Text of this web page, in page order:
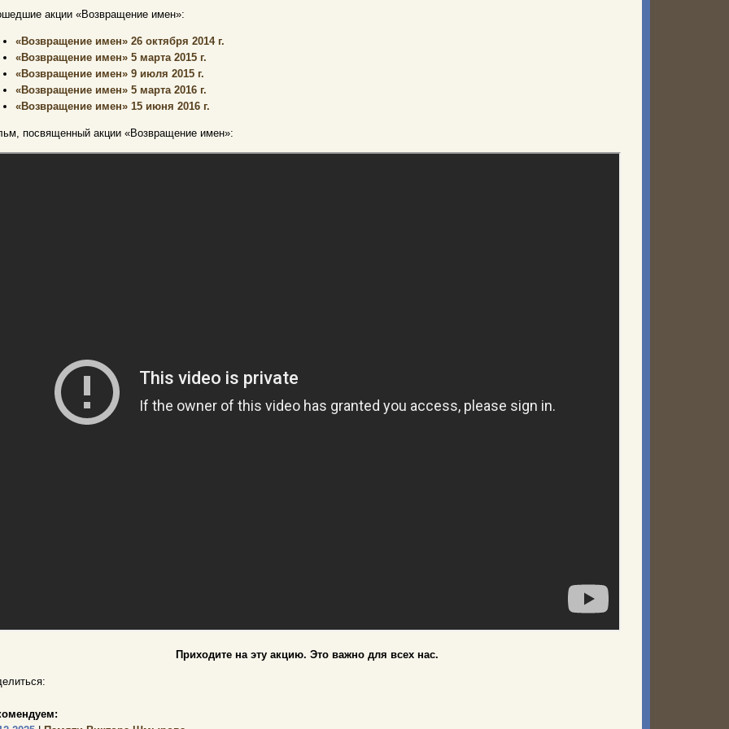
акции «Возвращение имен»:
«Возвращение имен» 26 октября 2014 г.
«Возвращение имен» 5 марта 2015 г.
«Возвращение имен» 9 июля 2015 г.
«Возвращение имен» 5 марта 2016 г.
«Возвращение имен» 15 июня 2016 г.
посвященный акции «Возвращение имен»:
Приходите на эту акцию. Это важно для всех нас.